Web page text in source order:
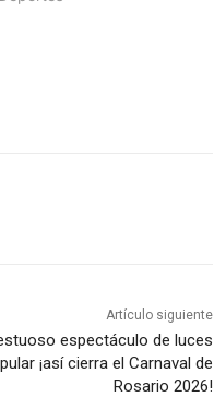
Artículo siguiente
espectáculo de luces
¡así cierra el Carnaval de
Rosario 2026!